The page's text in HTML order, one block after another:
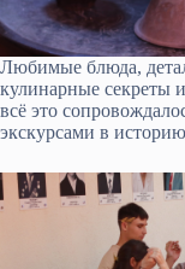
Любимые блюда,
кулинарные секреты
всё это
экскурсами в